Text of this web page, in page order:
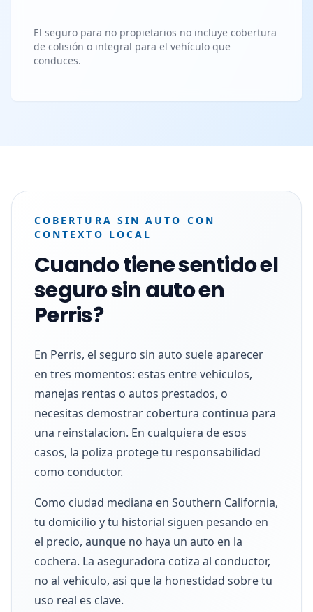
El seguro para no propietarios no incluye cobertura
de colisión o integral para el vehículo que
conduces.
COBERTURA SIN AUTO CON
CONTEXTO LOCAL
Cuando tiene sentido el
seguro sin auto en
Perris?
En Perris, el seguro sin auto suele aparecer
en tres momentos: estas entre vehiculos,
manejas rentas o autos prestados, o
necesitas demostrar cobertura continua para
una reinstalacion. En cualquiera de esos
casos, la poliza protege tu responsabilidad
como conductor.
Como ciudad mediana en Southern California,
tu domicilio y tu historial siguen pesando en
el precio, aunque no haya un auto en la
cochera. La aseguradora cotiza al conductor,
no al vehiculo, asi que la honestidad sobre tu
uso real es clave.